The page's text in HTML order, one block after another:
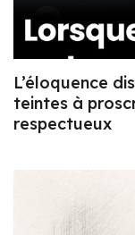
L’éloquence
teintes à
respectueux